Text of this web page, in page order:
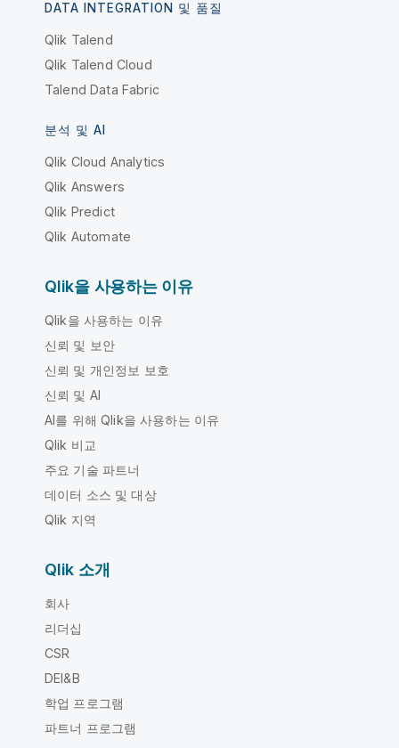
DATA INTEGRATION 및 품질
Qlik Talend
Qlik Talend Cloud
Talend Data Fabric
분석 및 AI
Qlik Cloud Analytics
Qlik Answers
Qlik Predict
Qlik Automate
Qlik을 사용하는 이유
Qlik을 사용하는 이유
신뢰 및 보안
신뢰 및 개인정보 보호
신뢰 및 AI
AI를 위해 Qlik을 사용하는 이유
Qlik 비교
주요 기술 파트너
데이터 소스 및 대상
Qlik 지역
Qlik 소개
회사
리더십
CSR
DEI&B
학업 프로그램
파트너 프로그램